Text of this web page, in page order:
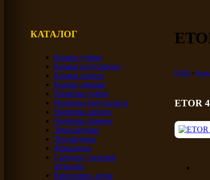
КАТАЛОГ
Казаки туфли
Казаки полусапоги
Казаки сапоги
Казаки зимние
Чопперы туфли
Чопперы полусапоги
Чопперы сапоги
Чопперы зимние
Трексайдеры
Топсайдеры
Мокасины
Сандали, тапочки
мужские
Кроссовки, кеды
ETOR
ETOR